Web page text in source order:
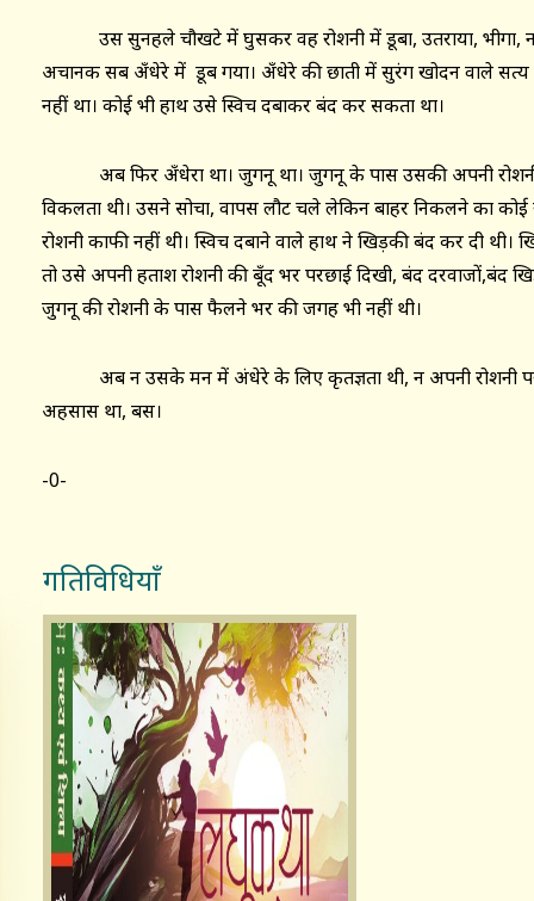
उस सुनहले चौखटे में घुसकर वह रोशनी में डूबा, उतराया, भीगा,
अचानक सब अँधेरे में डूब गया। अँधेरे की छाती में सुरंग खोदन वाले सत्य
नहीं था। कोई भी हाथ उसे स्विच दबाकर बंद कर सकता था।
अब फिर अँधेरा था। जुगनू था। जुगनू के पास उसकी अपनी
विकलता थी। उसने सोचा, वापस लौट चले लेकिन बाहर निकलने का
रोशनी काफी नहीं थी। स्विच दबाने वाले हाथ ने खिड़की बंद कर दी
तो उसे अपनी हताश रोशनी की बूँद भर परछाई दिखी, बंद दरवाजों,बंद
जुगनू की रोशनी के पास फैलने भर की जगह भी नहीं थी।
अब न उसके मन में अंधेरे के लिए कृतज्ञता थी, न अपनी रोशनी पर
अहसास था, बस।
-0-
गतिविधियाँ